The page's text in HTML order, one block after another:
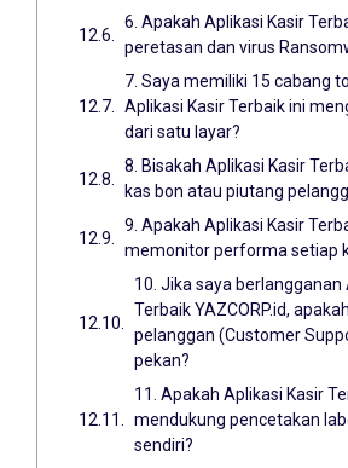
6. Apakah Aplikasi Kasir
peretasan dan virus
7. Saya memiliki 15 cabang
Aplikasi Kasir Terbaik ini
dari satu layar?
8. Bisakah Aplikasi Kasir
kas bon atau piutang
9. Apakah Aplikasi Kasir
memonitor performa setiap
10. Jika saya berlangganan
Terbaik YAZCORP.id,
pelanggan (Customer
pekan?
11. Apakah Aplikasi Kasir
mendukung pencetakan
sendiri?